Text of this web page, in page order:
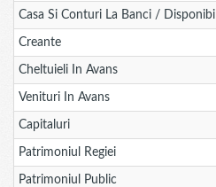
Casa Si Conturi La Banci /
Creante
Cheltuieli In Avans
Venituri In Avans
Capitaluri
Patrimoniul Regiei
Patrimoniul Public